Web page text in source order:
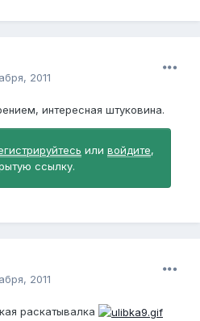
2011
интересная штуковина.
или войдите,
ссылку.
2011
раскатывалка